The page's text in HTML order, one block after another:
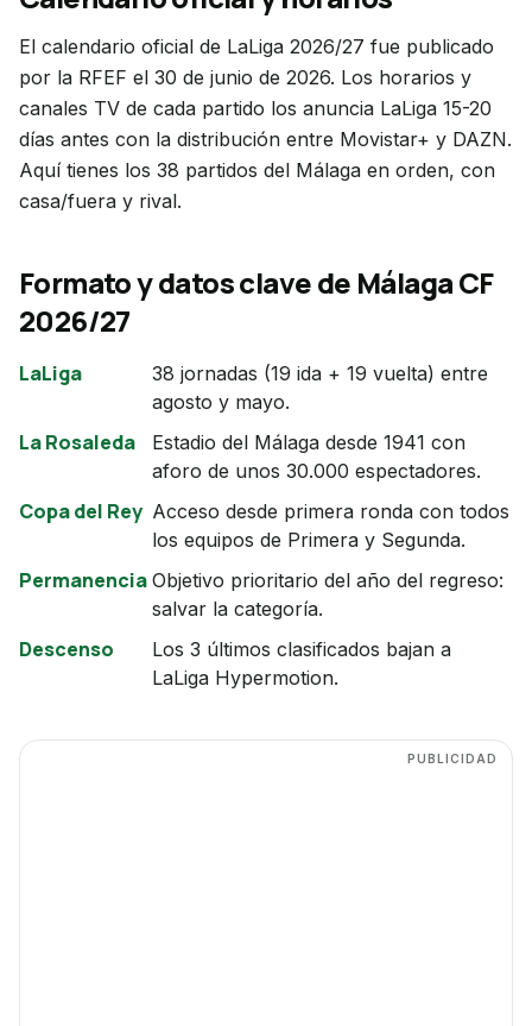
El calendario oficial de LaLiga 2026/27 fue publicado
por la RFEF el 30 de junio de 2026. Los horarios y
canales TV de cada partido los anuncia LaLiga 15-20
días antes con la distribución entre Movistar+ y DAZN.
Aquí tienes los 38 partidos del Málaga en orden, con
casa/fuera y rival.
Formato y datos clave de Málaga CF
2026/27
LaLiga
38 jornadas (19 ida + 19 vuelta) entre
agosto y mayo.
La Rosaleda
Estadio del Málaga desde 1941 con
aforo de unos 30.000 espectadores.
Copa del Rey Acceso desde primera ronda con todos
los equipos de Primera y Segunda.
Permanencia Objetivo prioritario del año del regreso:
salvar la categoría.
Descenso
Los 3 últimos clasificados bajan a
LaLiga Hypermotion.
PUBLICIDAD